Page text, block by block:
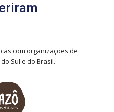
com organizações de
Sul e do Brasil.